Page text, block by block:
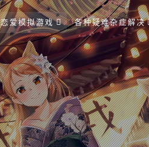
恋爱模拟游戏 各种疑难杂症解决